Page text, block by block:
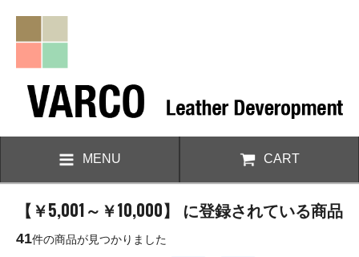
MENU CART
【￥5,001～￥10,000】 に登録されている商品
41件の商品が見つかりました